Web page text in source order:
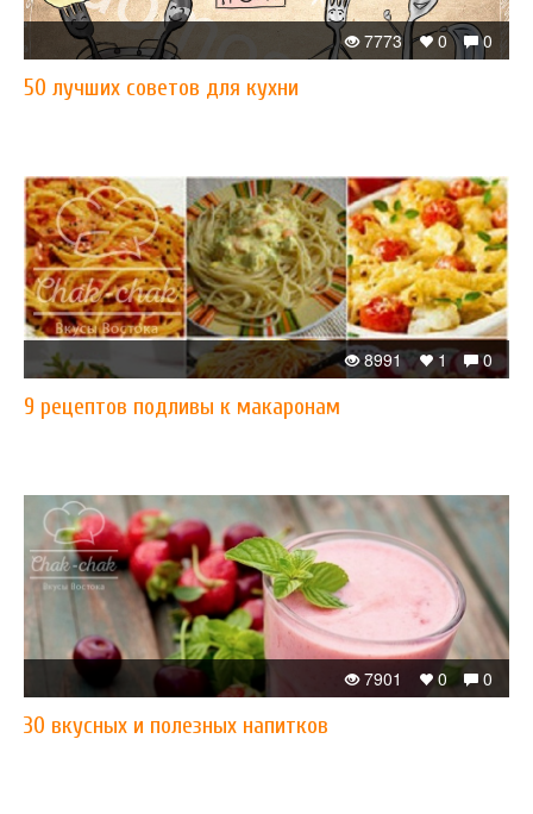
0
0
7773
50 лучших советов для кухни
0
1
8991
​9 рецептов подливы к макаронам
0
0
7901
30 вкусных и полезных напитков